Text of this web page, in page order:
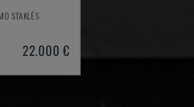
STAKLĖS
22.000 €